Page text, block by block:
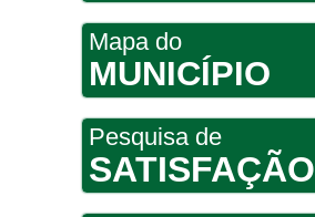
Mapa do
MUNICÍPIO
Pesquisa de
SATISFAÇÃO